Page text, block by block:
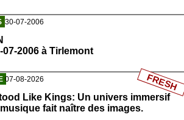
30-07-2006
07-2006 à Tirlemont
07-08-2026
Like Kings: Un univers immersif
fait naître des images.
FRESH